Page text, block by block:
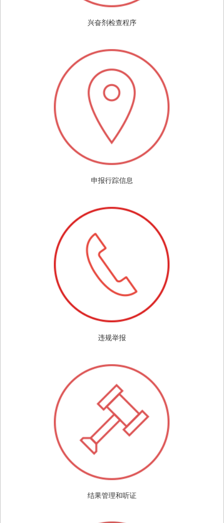
兴奋剂检查程序
申报行踪信息
违规举报
结果管理和听证